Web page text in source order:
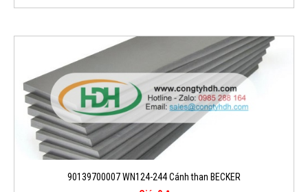
90139700007 WN124-244 Cánh than BECKER